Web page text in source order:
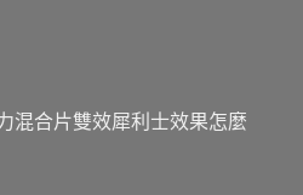
混合片雙效犀利士效果怎麼